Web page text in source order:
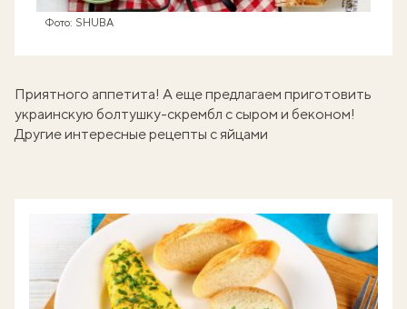
Фото: SHUBA
Приятного аппетита! А еще предлагаем приготовить
украинскую болтушку-скрембл с сыром и беконом!
Другие интересные рецепты с яйцами